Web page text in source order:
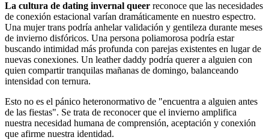
La cultura de dating invernal queer reconoce que las necesidades
de conexión estacional varían dramáticamente en nuestro espectro.
Una mujer trans podría anhelar validación y gentileza durante meses
de invierno disfóricos. Una persona poliamorosa podría estar
buscando intimidad más profunda con parejas existentes en lugar de
nuevas conexiones. Un leather daddy podría querer a alguien con
quien compartir tranquilas mañanas de domingo, balanceando
intensidad con ternura.
Esto no es el pánico heteronormativo de "encuentra a alguien antes
de las fiestas". Se trata de reconocer que el invierno amplifica
nuestra necesidad humana de comprensión, aceptación y conexión
que afirme nuestra identidad.